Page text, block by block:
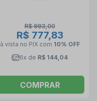
R$ 993,00
R$ 777,83
à vista no PIX com 10% OFF
6x de R$ 144,04
COMPRAR